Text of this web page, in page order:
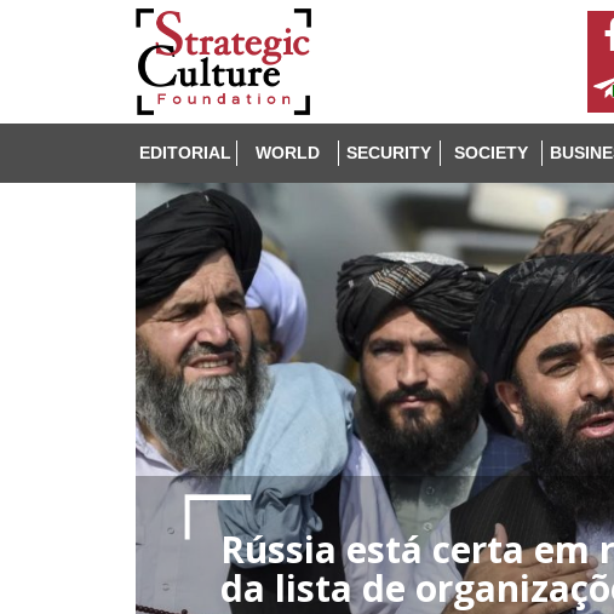
EDITORIAL WORLD SECURITY SOCIETY
Rússia está certa em
da lista de